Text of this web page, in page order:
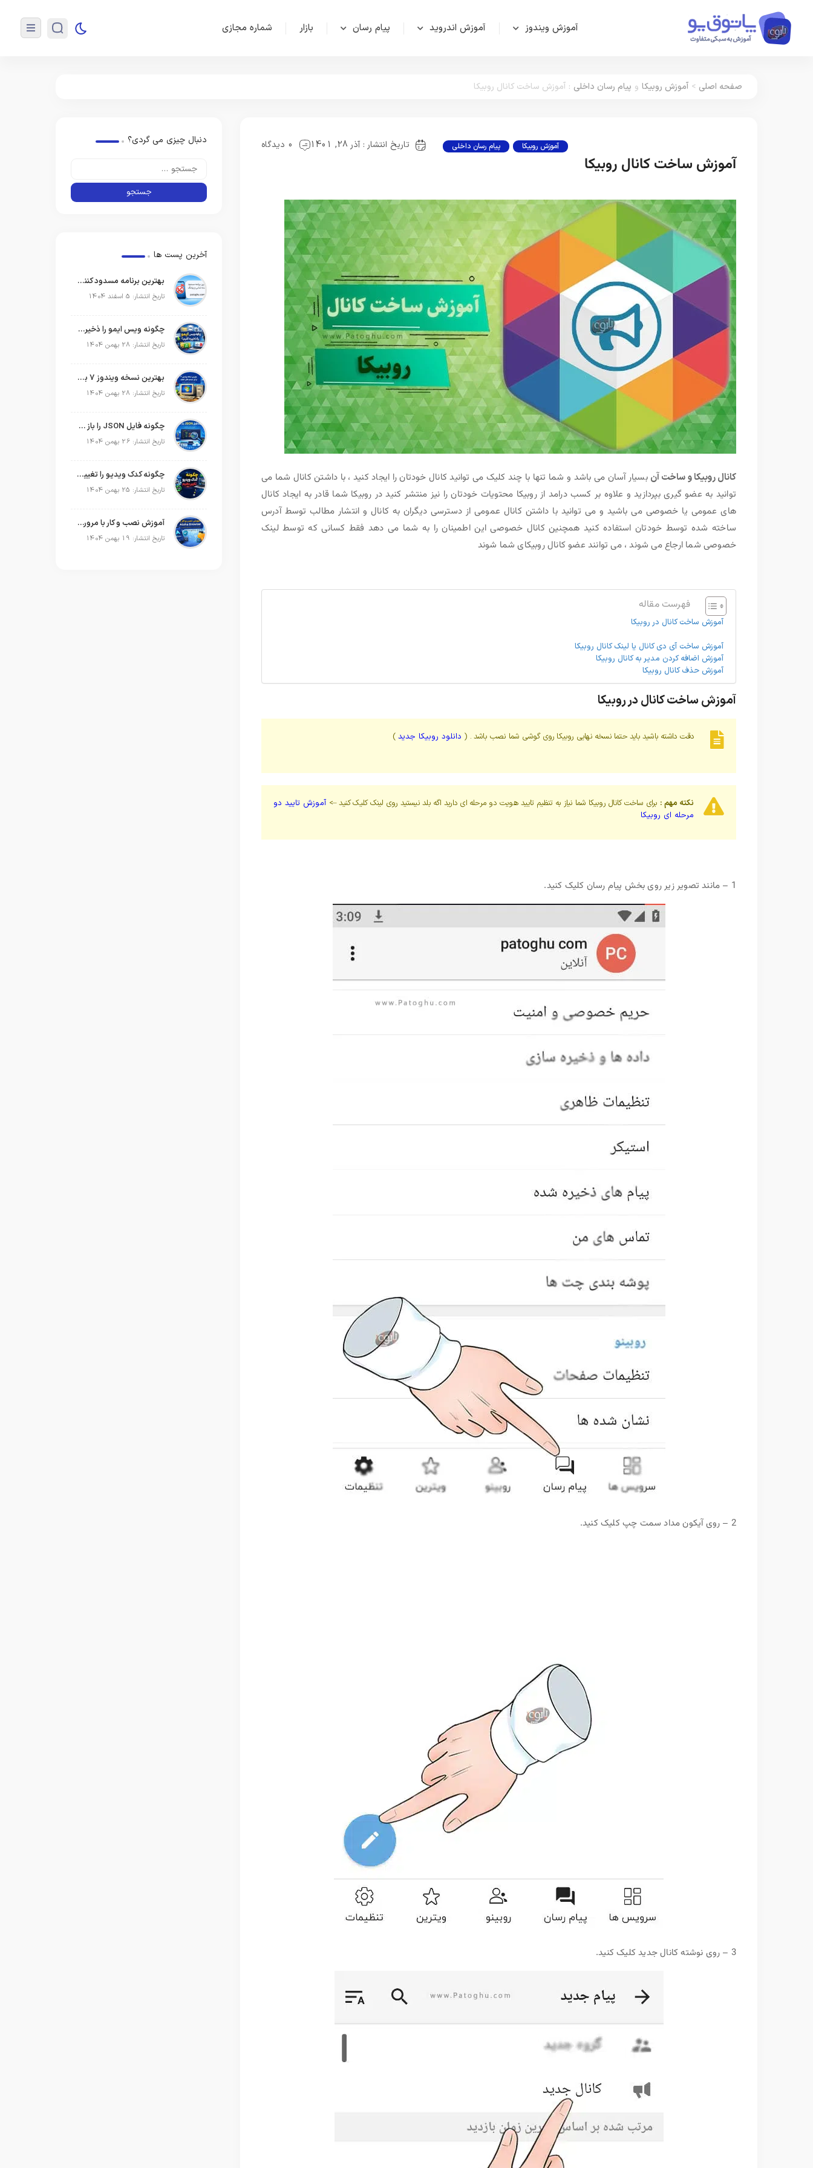
آموزش ویندوز آموزش اندروید پیام رسان بازار شماره مجازی
صفحه اصلی > آموزش روبیکا و پیام رسان داخلی : آموزش ساخت کانال روبیکا
آموزش ساخت کانال روبیکا
آموزش روبیکا پیام رسان داخلی تاریخ انتشار : آذر 28, 1401 0 دیدگاه
کانال روبیکا و ساخت آن بسیار آسان می باشد و شما تنها با چند کلیک می توانید کانال خودتان را ایجاد کنید ، با داشتن کانال شما می
توانید به عضو گیری بپردازید و علاوه بر کسب درامد از روبیکا محتویات خودتان را نیز منتشر کنید در روبیکا شما قادر به ایجاد کانال
های عمومی یا خصوصی می باشید و می توانید با داشتن کانال عمومی از دسترسی دیگران به کانال و انتشار مطالب توسط آدرس
ساخته شده توسط خودتان استفاده کنید همچنین کانال خصوصی این اطمینان را به شما می دهد فقط کسانی که توسط لینک
خصوصی شما ارجاع می شوند ، می توانند عضو کانال روبیکای شما شوند
فهرست مقاله
آموزش ساخت کانال در روبیکا
آموزش ساخت آی دی کانال یا لینک کانال روبیکا
آموزش اضافه کردن مدیر به کانال روبیکا
آموزش حذف کانال روبیکا
آموزش ساخت کانال در روبیکا
دقت داشته باشید باید حتما نسخه نهایی روبیکا روی گوشی شما نصب باشد . ( دانلود روبیکا جدید )
نکته مهم : برای ساخت کانال روبیکا شما نیاز به تنظیم تایید هویت دو مرحله ای دارید اگه بلد نیستید روی لینک کلیک کنید –> آموزش تایید دو
مرحله ای روبیکا
1 – مانند تصویر زیر روی بخش پیام رسان کلیک کنید.
2 – روی آیکون مداد سمت چپ کلیک کنید.
3 – روی نوشته کانال جدید کلیک کنید.
دنبال چیزی می گردی؟
آخرین پست ها
بهترین برنامه مسدود کننده تماس و پیامک در سال 2026
تاریخ انتشار: 5 اسفند 1404
چگونه ویس ایمو را ذخیره کنیم؟
تاریخ انتشار: 28 بهمن 1404
بهترین نسخه ویندوز 7 برای سیستم های ضعیف
تاریخ انتشار: 28 بهمن 1404
چگونه فایل JSON را باز کنیم؟
تاریخ انتشار: 26 بهمن 1404
چگونه کدک ویدیو را تغییر دهیم؟
تاریخ انتشار: 25 بهمن 1404
آموزش نصب و کار با مرورگر Aloha Browser
تاریخ انتشار: 19 بهمن 1404